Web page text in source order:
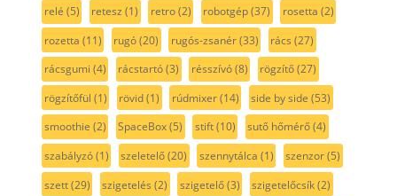
relé (5) retesz (1) retro(2) robotgép(37) rosetta (2)
rozetta (11) rugó(20) rugós-zsanér(33) rács (27)
rácsgumi (4) rácstartó(3) résszívó(8) rögzítő(27)
rögzítőfül (1) rövid(1) rúdmixer(14) side by side (53)
smoothie (2) SpaceBox(5) stift(10) sutő hőmérő(4)
szabályzó(1) szeletelő(20) szennytálca (1) szenzor(5)
szett(29) szigetelés (2) szigetelő(3) szigetelőcsík(2)